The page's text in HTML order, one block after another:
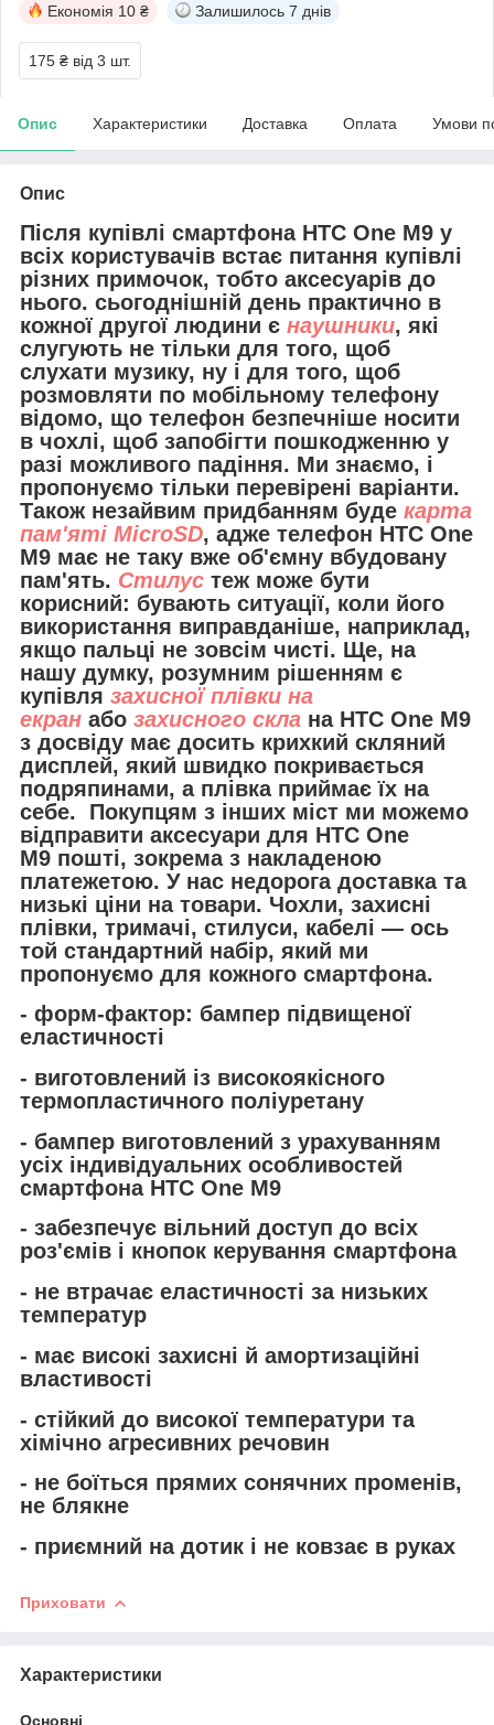
Економія 10 ₴ Залишилось 7 днів
175 ₴ від 3 шт.
Опис Характеристики Доставка Оплата Умови
Опис
Після купівлі смартфона HTC One M9 у
всіх користувачів встає питання купівлі
різних примочок, тобто аксесуарів до
нього. сьогоднішній день практично в
кожної другої людини є наушники, які
слугують не тільки для того, щоб
слухати музику, ну і для того, щоб
розмовляти по мобільному телефону
відомо, що телефон безпечніше носити
в чохлі, щоб запобігти пошкодженню у
разі можливого падіння. Ми знаємо, і
пропонуємо тільки перевірені варіанти.
Також незайвим придбанням буде карта
пам'яті MicroSD, адже телефон HTC One
M9 має не таку вже об'ємну вбудовану
пам'ять. Стилус теж може бути
корисний: бувають ситуації, коли його
використання виправданіше, наприклад,
якщо пальці не зовсім чисті. Ще, на
нашу думку, розумним рішенням є
купівля захисної плівки на
екран або захисного скла на HTC One M9
з досвіду має досить крихкий скляний
дисплей, який швидко покривається
подряпинами, а плівка приймає їх на
себе. Покупцям з інших міст ми можемо
відправити аксесуари для HTC One
M9 пошті, зокрема з накладеною
платежетою. У нас недорога доставка та
низькі ціни на товари. Чохли, захисні
плівки, тримачі, стилуси, кабелі — ось
той стандартний набір, який ми
пропонуємо для кожного смартфона.
- форм-фактор: бампер підвищеної
еластичності
- виготовлений із високоякісного
термопластичного поліуретану
- бампер виготовлений з урахуванням
усіх індивідуальних особливостей
смартфона HTC One M9
- забезпечує вільний доступ до всіх
роз'ємів і кнопок керування смартфона
- не втрачає еластичності за низьких
температур
- має високі захисні й амортизаційні
властивості
- стійкий до високої температури та
хімічно агресивних речовин
- не боїться прямих сонячних променів,
не блякне
- приємний на дотик і не ковзає в руках
Приховати
Характеристики
Основні